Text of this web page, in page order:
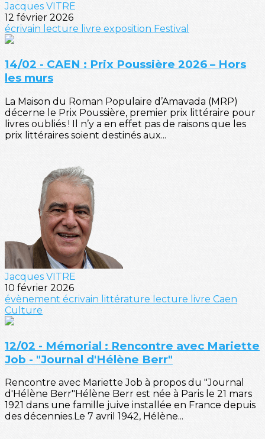
Jacques VITRE
12 février 2026
écrivain lecture livre exposition Festival
14/02 - CAEN : Prix Poussière 2026 – Hors
les murs
La Maison du Roman Populaire d’Amavada (MRP)
décerne le Prix Poussière, premier prix littéraire pour
livres oubliés ! Il n’y a en effet pas de raisons que les
prix littéraires soient destinés aux...
Jacques VITRE
10 février 2026
évènement écrivain littérature lecture livre Caen
Culture
12/02 - Mémorial : Rencontre avec Mariette
Job - "Journal d'Hélène Berr"
Rencontre avec Mariette Job à propos du "Journal
d'Hélène Berr"Hélène Berr est née à Paris le 21 mars
1921 dans une famille juive installée en France depuis
des décennies.Le 7 avril 1942, Hélène...